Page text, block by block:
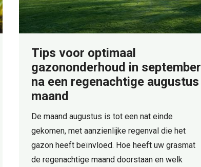
Tips voor optimaal
gazononderhoud in september
na een regenachtige augustus
maand
De maand augustus is tot een nat einde
gekomen, met aanzienlijke regenval die het
gazon heeft beïnvloed. Hoe heeft uw grasmat
de regenachtige maand doorstaan en welk